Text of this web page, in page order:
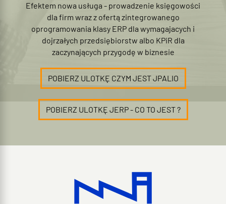
Efektem nowa usługa - prowadzenie księgowości
dla firm wraz z ofertą zintegrowanego
oprogramowania klasy ERP dla wymagajacych i
dojrzałych przedsiębiorstw albo KPiR dla
zaczynających przygodę w biznesie
POBIERZ ULOTKĘ CZYM JEST JPALIO
POBIERZ ULOTKĘ JERP - CO TO JEST ?